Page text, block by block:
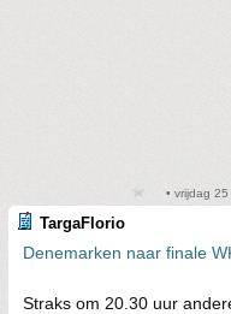
• vrijdag
TargaFlorio
Denemarken naar finale
Straks om 20.30 uur